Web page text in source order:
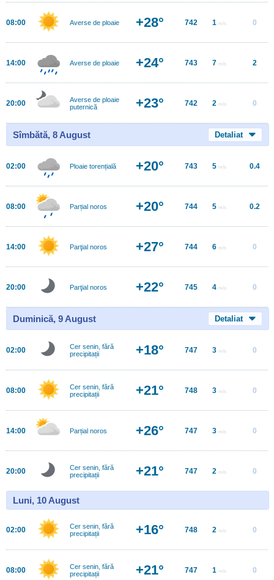
08:00 Averse de ploaie +28° 742 1 m/s 0
14:00 Averse de ploaie +24° 743 7 m/s 2
20:00
Averse de ploaie
puternică
+23° 742 2 m/s 0
Sîmbătă, 8 August Detaliat
02:00 Ploaie torențială +20° 743 5 m/s 0.4
08:00 Parțial noros +20° 744 5 m/s 0.2
14:00 Parţial noros +27° 744 6 m/s 0
20:00 Parţial noros +22° 745 4 m/s 0
Duminică, 9 August Detaliat
02:00
Cer senin, fără
precipitații
+18° 747 3 m/s 0
08:00
Cer senin, fără
precipitații
+21° 748 3 m/s 0
14:00 Parțial noros +26° 747 3 m/s 0
20:00
Cer senin, fără
precipitații
+21° 747 2 m/s 0
Luni, 10 August
02:00
Cer senin, fără
precipitații
+16° 748 2 m/s 0
08:00
Cer senin, fără
precipitații
+21° 747 1 m/s 0